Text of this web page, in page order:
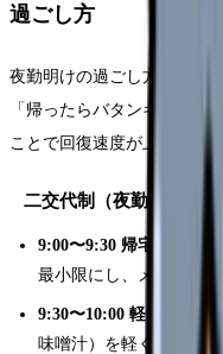
過ごし方
夜勤明けの過ごし方は、そ
「帰ったらバタンキュー」
ことで回復速度が上がります
二交代制（夜勤終了 9:00
9:00〜9:30 帰宅準備：
最小限にし、メラトニン
9:30〜10:00 軽食と入浴：
味噌汁）を軽く食べ、